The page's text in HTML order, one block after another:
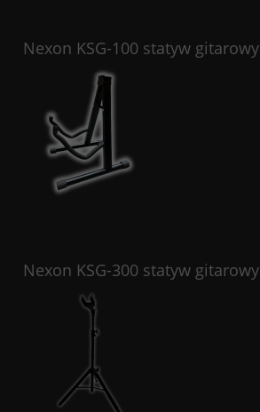
Nexon KSG-100 statyw gitarowy
Nexon KSG-300 statyw gitarowy